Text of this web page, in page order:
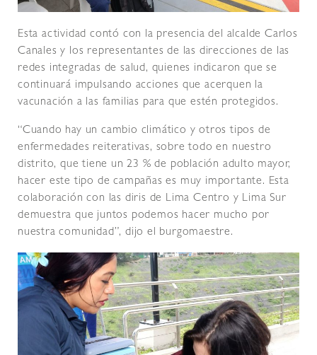
Esta actividad contó con la presencia del alcalde Carlos
Canales y los representantes de las direcciones de las
redes integradas de salud, quienes indicaron que se
continuará impulsando acciones que acerquen la
vacunación a las familias para que estén protegidos.
“Cuando hay un cambio climático y otros tipos de
enfermedades reiterativas, sobre todo en nuestro
distrito, que tiene un 23 % de población adulto mayor,
hacer este tipo de campañas es muy importante. Esta
colaboración con las diris de Lima Centro y Lima Sur
demuestra que juntos podemos hacer mucho por
nuestra comunidad”, dijo el burgomaestre.